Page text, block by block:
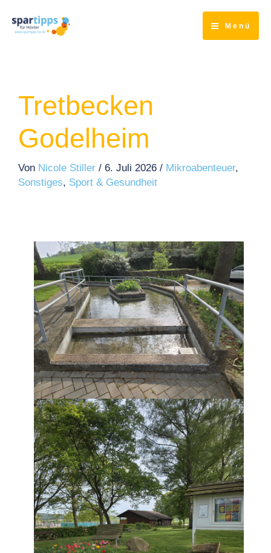
Inhalt
springen
Menü
Tretbecken
Godelheim
Von Nicole Stiller / 6. Juli 2026 / Mikroabenteuer,
Sonstiges, Sport & Gesundheit